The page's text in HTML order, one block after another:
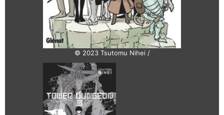
© 2023 Tsutomu Nihei /